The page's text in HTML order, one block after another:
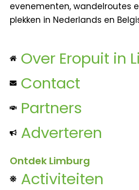
evenementen, wandelroutes
plekken in Nederlands en
Over Eropuit in
Contact
Partners
Adverteren
Ontdek Limburg
Activiteiten